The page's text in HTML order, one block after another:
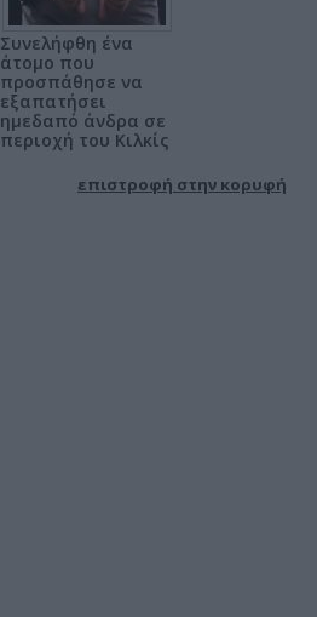
Συνελήφθη ένα
άτομο που
προσπάθησε να
εξαπατήσει
ημεδαπό άνδρα σε
περιοχή του Κιλκίς
επιστροφή στην κορυφή